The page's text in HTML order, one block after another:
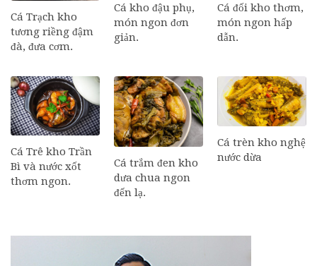
Cá Trạch kho
tương riềng đậm
đà, đưa cơm.
Cá kho đậu phụ,
món ngon đơn
giản.
Cá đối kho thơm,
món ngon hấp
dẫn.
Cá Trê kho Trần
Bì và nước xốt
thơm ngon.
Cá trắm đen kho
dưa chua ngon
đến lạ.
Cá trèn kho nghệ
nước dừa